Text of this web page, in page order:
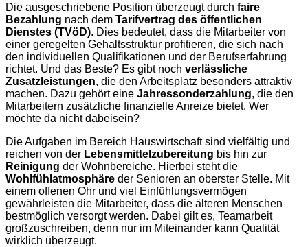
Die ausgeschriebene Position überzeugt durch faire
Bezahlung nach dem Tarifvertrag des öffentlichen
Dienstes (TVöD). Dies bedeutet, dass die Mitarbeiter von
einer geregelten Gehaltsstruktur profitieren, die sich nach
den individuellen Qualifikationen und der Berufserfahrung
richtet. Und das Beste? Es gibt noch verlässliche
Zusatzleistungen, die den Arbeitsplatz besonders attraktiv
machen. Dazu gehört eine Jahressonderzahlung, die den
Mitarbeitern zusätzliche finanzielle Anreize bietet. Wer
möchte da nicht dabeisein?
Die Aufgaben im Bereich Hauswirtschaft sind vielfältig und
reichen von der Lebensmittelzubereitung bis hin zur
Reinigung der Wohnbereiche. Hierbei steht die
Wohlfühlatmosphäre der Senioren an oberster Stelle. Mit
einem offenen Ohr und viel Einfühlungsvermögen
gewährleisten die Mitarbeiter, dass die älteren Menschen
bestmöglich versorgt werden. Dabei gilt es, Teamarbeit
großzuschreiben, denn nur im Miteinander kann Qualität
wirklich überzeugt.